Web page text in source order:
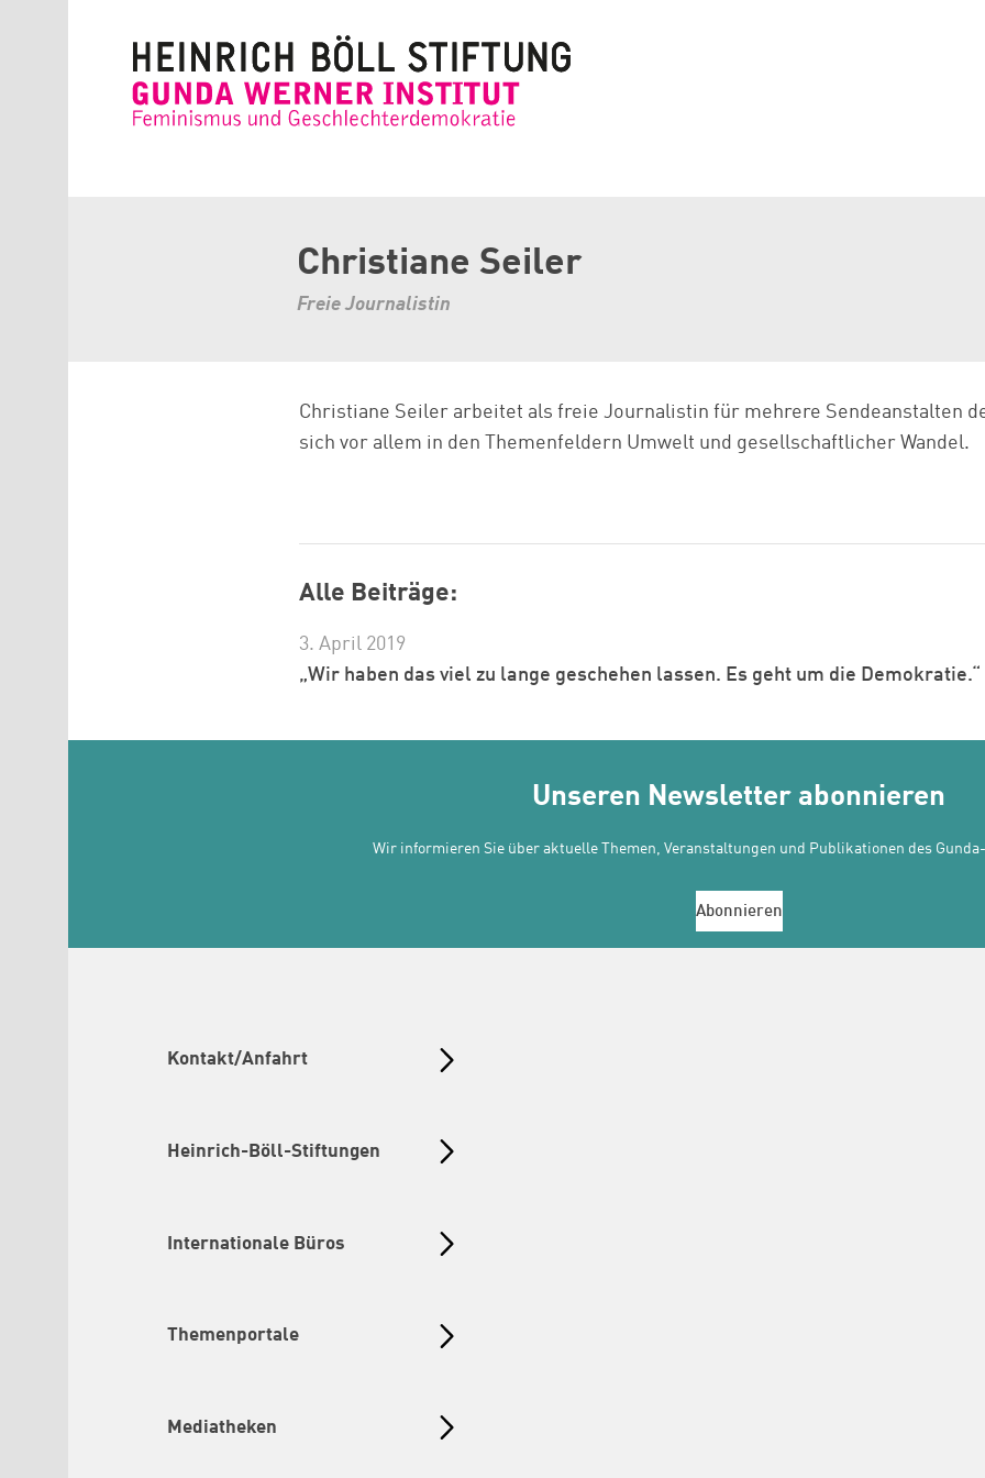
Christiane Seiler
Freie Journalistin
Christiane Seiler arbeitet als freie Journalistin für mehrere Sendeanstalten
sich vor allem in den Themenfeldern Umwelt und gesellschaftlicher Wandel.
Alle Beiträge:
3. April 2019
„Wir haben das viel zu lange geschehen lassen. Es geht um die Demokratie.“
Unseren Newsletter abonnieren
Wir informieren Sie über aktuelle Themen, Veranstaltungen und Publikationen des
Abonnieren
Kontakt/Anfahrt
Heinrich-Böll-Stiftungen
Internationale Büros
Themenportale
Mediatheken